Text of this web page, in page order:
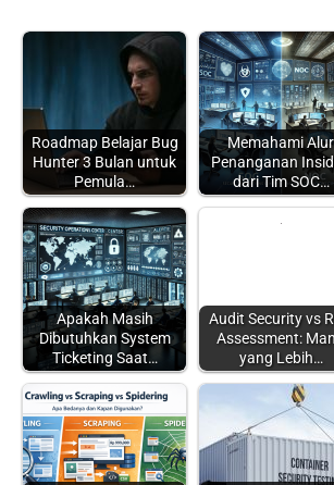
Roadmap Belajar Bug
Hunter 3 Bulan untuk
Pemula…
Memahami Alur
Penanganan
dari Tim SOC…
Apakah Masih
Dibutuhkan System
Ticketing Saat…
Audit Security vs
Assessment:
yang Lebih…